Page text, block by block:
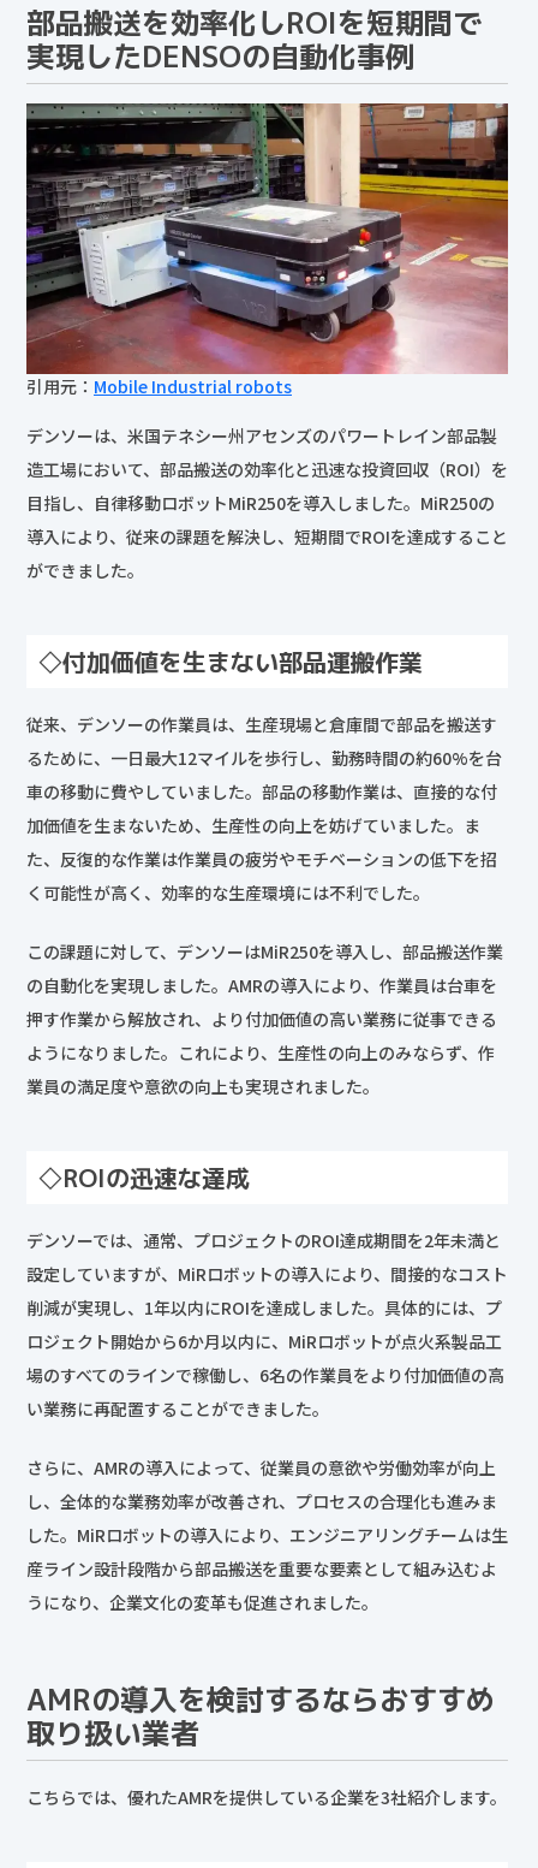
部品搬送を効率化しROIを短期間で
実現したDENSOの自動化事例
引用元： Mobile Industrial robots
デンソーは、米国テネシー州アセンズのパワートレイン部品製
造工場において、部品搬送の効率化と迅速な投資回収（ROI）を
目指し、自律移動ロボットMiR250を導入しました。MiR250の
導入により、従来の課題を解決し、短期間でROIを達成すること
ができました。
◇付加価値を生まない部品運搬作業
従来、デンソーの作業員は、生産現場と倉庫間で部品を搬送す
るために、一日最大12マイルを歩行し、勤務時間の約60%を台
車の移動に費やしていました。部品の移動作業は、直接的な付
加価値を生まないため、生産性の向上を妨げていました。ま
た、反復的な作業は作業員の疲労やモチベーションの低下を招
く可能性が高く、効率的な生産環境には不利でした。
この課題に対して、デンソーはMiR250を導入し、部品搬送作業
の自動化を実現しました。AMRの導入により、作業員は台車を
押す作業から解放され、より付加価値の高い業務に従事できる
ようになりました。これにより、生産性の向上のみならず、作
業員の満足度や意欲の向上も実現されました。
◇ROIの迅速な達成
デンソーでは、通常、プロジェクトのROI達成期間を2年未満と
設定していますが、MiRロボットの導入により、間接的なコスト
削減が実現し、1年以内にROIを達成しました。具体的には、プ
ロジェクト開始から6か月以内に、MiRロボットが点火系製品工
場のすべてのラインで稼働し、6名の作業員をより付加価値の高
い業務に再配置することができました。
さらに、AMRの導入によって、従業員の意欲や労働効率が向上
し、全体的な業務効率が改善され、プロセスの合理化も進みま
した。MiRロボットの導入により、エンジニアリングチームは生
産ライン設計段階から部品搬送を重要な要素として組み込むよ
うになり、企業文化の変革も促進されました。
AMRの導入を検討するならおすすめ
取り扱い業者
こちらでは、優れたAMRを提供している企業を3社紹介します。